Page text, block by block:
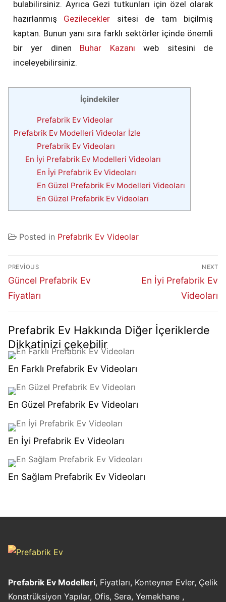
bulabilirsiniz. Ayrıca Gezi tutkunları için özel olarak
hazırlanmış Gezilecekler sitesi de tam biçilmiş
kaptan. Bunun yanı sıra farklı sektörler içinde önemli
bir yer dinen Buhar Kazanı web sitesini de
inceleyebilirsiniz.
İçindekiler
Prefabrik Ev Videolar
Prefabrik Ev Modelleri Videolar İzle
Prefabrik Ev Videoları
En İyi Prefabrik Ev Modelleri Videoları
En İyi Prefabrik Ev Videoları
En Güzel Prefabrik Ev Modelleri Videoları
En Güzel Prefabrik Ev Videoları
Posted in Prefabrik Ev Videolar
PREVIOUS
Güncel Prefabrik Ev
Fiyatları
NEXT
En İyi Prefabrik Ev
Videoları
Prefabrik Ev Hakkında Diğer İçeriklerde
Dikkatinizi çekebilir
En Farklı Prefabrik Ev Videoları
En Güzel Prefabrik Ev Videoları
En İyi Prefabrik Ev Videoları
En Sağlam Prefabrik Ev Videoları
Prefabrik Ev Modelleri, Fiyatları, Konteyner Evler, Çelik
Konstrüksiyon Yapılar, Ofis, Sera, Yemekhane ,